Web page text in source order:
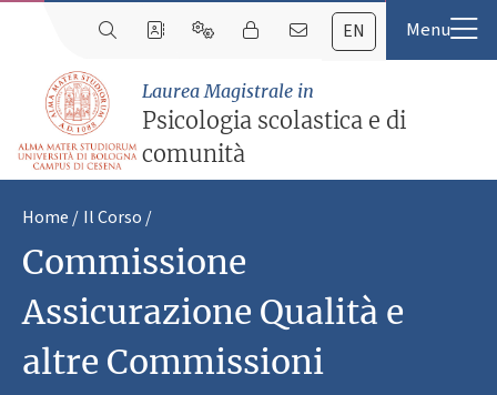
EN
Laurea Magistrale in
Psicologia scolastica e di
comunità
Home Il Corso
Commissione
Assicurazione Qualità e
altre Commissioni